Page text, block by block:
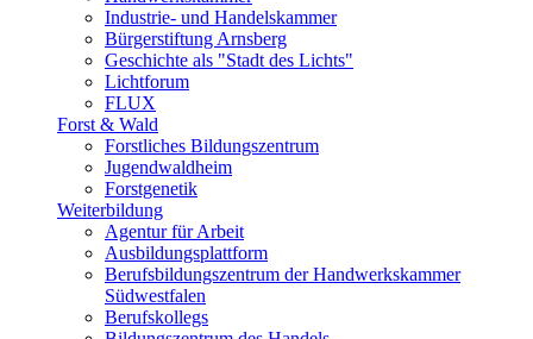
Industrie- und Handelskammer
Bürgerstiftung Arnsberg
Geschichte als "Stadt des Lichts"
Lichtforum
FLUX
Forst & Wald
Forstliches Bildungszentrum
Jugendwaldheim
Forstgenetik
Weiterbildung
Agentur für Arbeit
Ausbildungsplattform
Berufsbildungszentrum der Handwerkskammer
Südwestfalen
Berufskollegs